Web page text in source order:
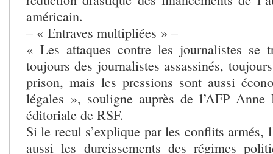
américain.
– « Entraves multipliées » –
« Les attaques contre les journalistes se
toujours des journalistes assassinés,
prison, mais les pressions sont aussi
légales », souligne auprès de l’AFP Anne
éditoriale de RSF.
Si le recul s’explique par les conflits armés,
aussi les durcissements des régimes